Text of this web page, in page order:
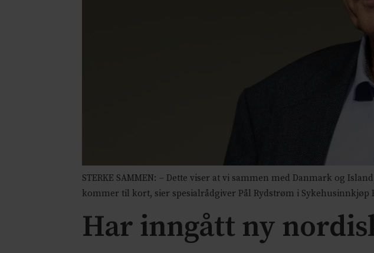
STERKE SAMMEN: – Dette viser at vi sammen med Danmark og
kommer til kort, sier spesialrådgiver Pål Rydstrøm i Sykehusinnkjøp
Har inngått ny